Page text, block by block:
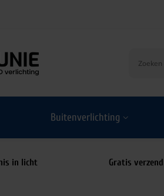
Buitenverlichting
in licht Gratis